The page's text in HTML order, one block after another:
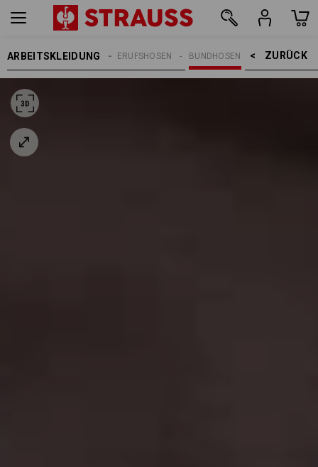
ARBEITSKLEIDUNG ZURÜCK    >
BUNDHOSEN
BERUFSHOSEN
ARBEITSHOSEN